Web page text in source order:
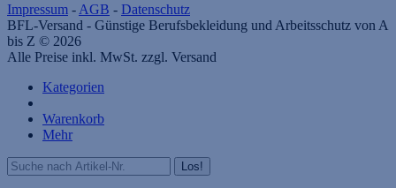
Impressum - AGB - Datenschutz
BFL-Versand - Günstige Berufsbekleidung und Arbeitsschutz von A
bis Z © 2026
Alle Preise inkl. MwSt. zzgl. Versand
Kategorien
Warenkorb
Mehr